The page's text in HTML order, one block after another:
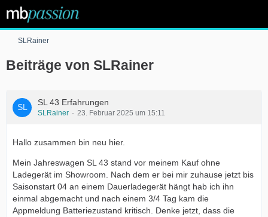
SLRainer
Beiträge von SLRainer
SL 43 Erfahrungen
SLRainer 23. Februar 2025 um 15:11
Hallo zusammen bin neu hier.
Mein Jahreswagen SL 43 stand vor meinem Kauf ohne
Ladegerät im Showroom. Nach dem er bei mir zuhause jetzt bis
Saisonstart 04 an einem Dauerladegerät hängt hab ich ihn
einmal abgemacht und nach einem 3/4 Tag kam die
Appmeldung Batteriezustand kritisch. Denke jetzt, dass die